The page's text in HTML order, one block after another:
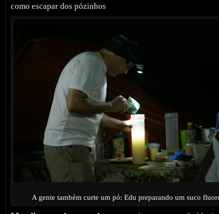
como escapar dos pózinhos
A gente também curte um pó: Edu preparando um suco